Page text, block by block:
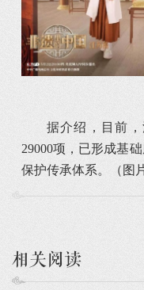
据介绍，目前
29000项，已形成基
保护传承体系。
（图
相关阅读